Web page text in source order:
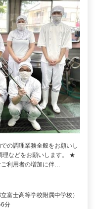
の調理業務全般をお願いし
理などをお願いします。 ★
利用者の増加に伴…
富士高等学校附属中学校）
分